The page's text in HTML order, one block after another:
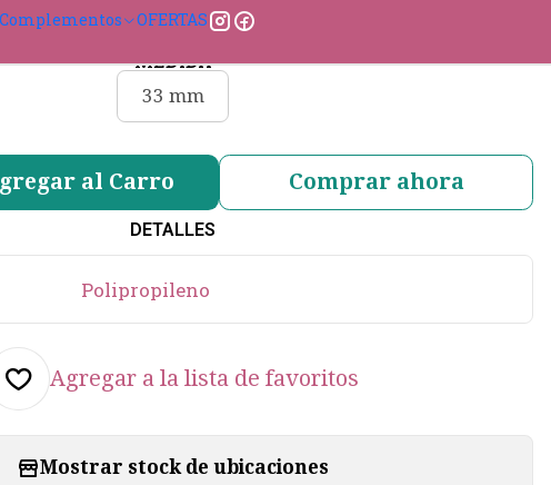
OFERTAS
MEDIDA
33 mm
al Carro Comprar ahora
DETALLES
Polipropileno
Agregar a la lista de favoritos
Mostrar stock de ubicaciones